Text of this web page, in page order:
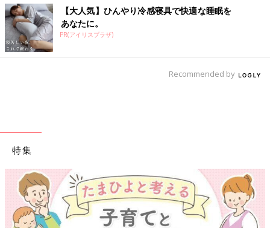
【大人気】ひんやり冷感寝具で快適な睡眠を
あなたに。
PR(アイリスプラザ)
Recommended by
特集
【ワクチン接種できるものも】妊婦の